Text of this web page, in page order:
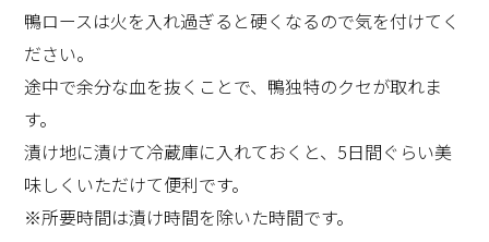
鴨ロースは火を入れ過ぎると硬くなるので気を付けてく
ださい。
途中で余分な血を抜くことで、鴨独特のクセが取れま
す。
漬け地に漬けて冷蔵庫に入れておくと、5日間ぐらい美
味しくいただけて便利です。
※所要時間は漬け時間を除いた時間です。